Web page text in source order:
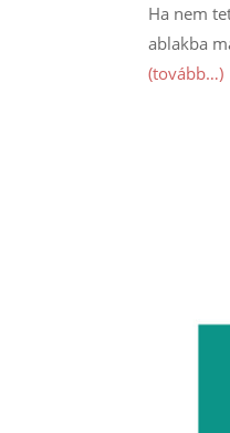
Ha nem
ablakba
(tovább…)